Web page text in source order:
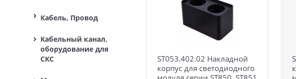
Кабель, Провод
Кабельный канал,
оборудование для
СКС
ST053.402.02 Накладной
корпус для светодиодного